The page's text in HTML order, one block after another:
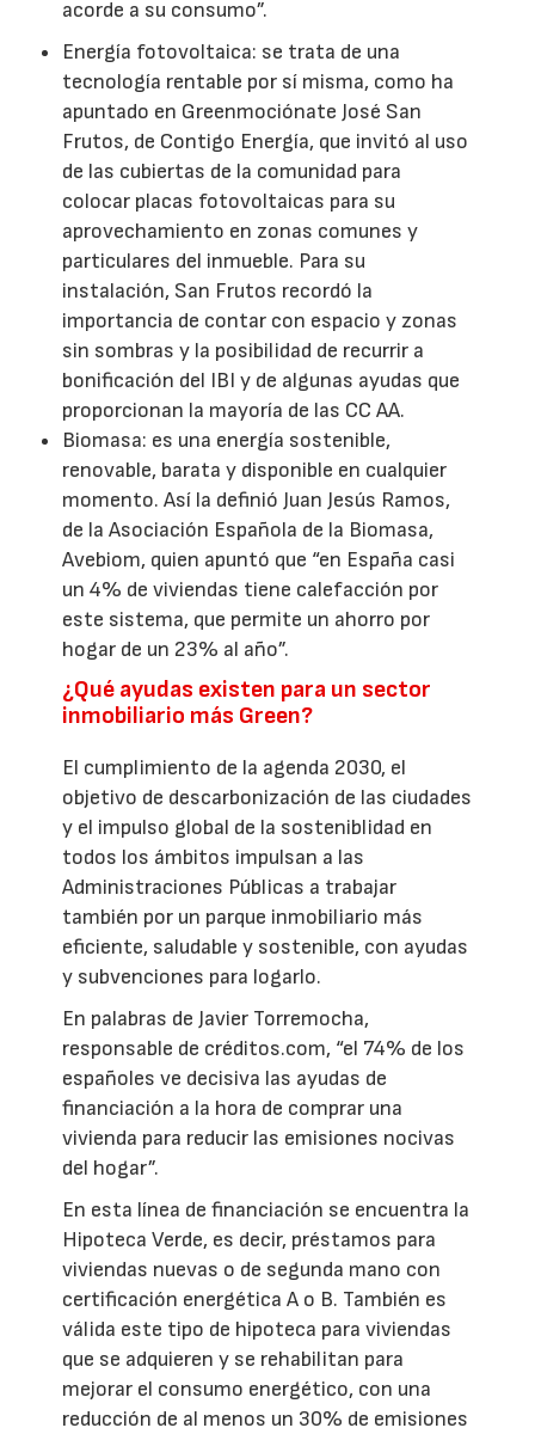
acorde a su consumo”.
Energía fotovoltaica: se trata de una
tecnología rentable por sí misma, como ha
apuntado en Greenmociónate José San
Frutos, de Contigo Energía, que invitó al uso
de las cubiertas de la comunidad para
colocar placas fotovoltaicas para su
aprovechamiento en zonas comunes y
particulares del inmueble. Para su
instalación, San Frutos recordó la
importancia de contar con espacio y zonas
sin sombras y la posibilidad de recurrir a
bonificación del IBI y de algunas ayudas que
proporcionan la mayoría de las CC AA.
Biomasa: es una energía sostenible,
renovable, barata y disponible en cualquier
momento. Así la definió Juan Jesús Ramos,
de la Asociación Española de la Biomasa,
Avebiom, quien apuntó que “en España casi
un 4% de viviendas tiene calefacción por
este sistema, que permite un ahorro por
hogar de un 23% al año”.
¿Qué ayudas existen para un sector
inmobiliario más Green?
El cumplimiento de la agenda 2030, el
objetivo de descarbonización de las ciudades
y el impulso global de la sosteniblidad en
todos los ámbitos impulsan a las
Administraciones Públicas a trabajar
también por un parque inmobiliario más
eficiente, saludable y sostenible, con ayudas
y subvenciones para logarlo.
En palabras de Javier Torremocha,
responsable de créditos.com, “el 74% de los
españoles ve decisiva las ayudas de
financiación a la hora de comprar una
vivienda para reducir las emisiones nocivas
del hogar”.
En esta línea de financiación se encuentra la
Hipoteca Verde, es decir, préstamos para
viviendas nuevas o de segunda mano con
certificación energética A o B. También es
válida este tipo de hipoteca para viviendas
que se adquieren y se rehabilitan para
mejorar el consumo energético, con una
reducción de al menos un 30% de emisiones